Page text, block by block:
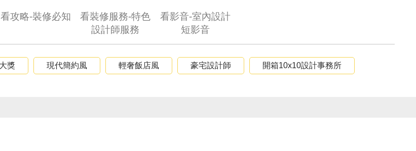
看攻略-裝修必知
看裝修服務-特色
設計師服務
看影音-室內設計
短影音
獎 現代簡約風 輕奢飯店風 豪宅設計師 開箱10x10設計事務所